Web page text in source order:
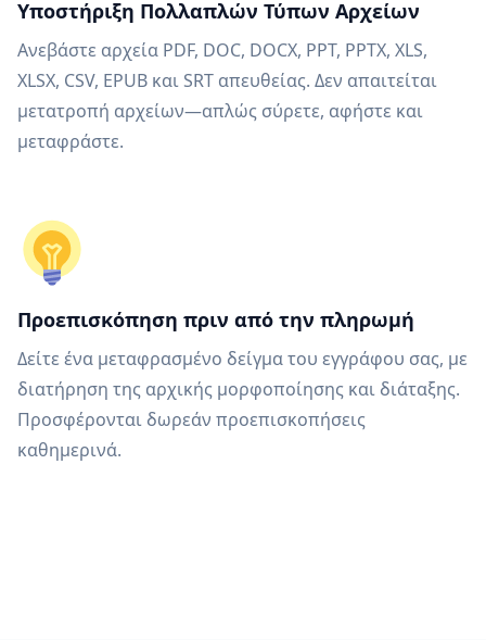
Υποστήριξη Πολλαπλών Τύπων Αρχείων
Ανεβάστε αρχεία PDF, DOC, DOCX, PPT, PPTX, XLS,
XLSX, CSV, EPUB και SRT απευθείας. Δεν απαιτείται
μετατροπή αρχείων—απλώς σύρετε, αφήστε και
μεταφράστε.
Προεπισκόπηση πριν από την πληρωμή
Δείτε ένα μεταφρασμένο δείγμα του εγγράφου σας, με
διατήρηση της αρχικής μορφοποίησης και διάταξης.
Προσφέρονται δωρεάν προεπισκοπήσεις
καθημερινά.